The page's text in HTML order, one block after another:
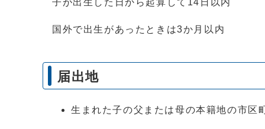
国外で出生があったときは3か月以内
届出地
生まれた子の父または母の本籍地の市区